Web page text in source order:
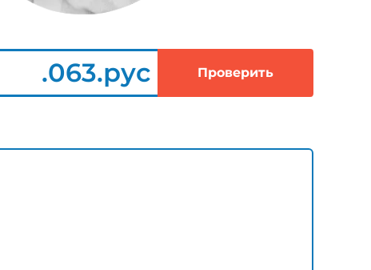
.063.рус